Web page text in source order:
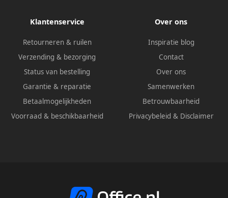
Klantenservice
Retourneren & ruilen
Verzending & bezorging
Status van bestelling
Garantie & reparatie
Betaalmogelijkheden
Voorraad & beschikbaarheid
Over ons
Inspiratie blog
Contact
Over ons
Samenwerken
Betrouwbaarheid
Privacybeleid & Disclaimer